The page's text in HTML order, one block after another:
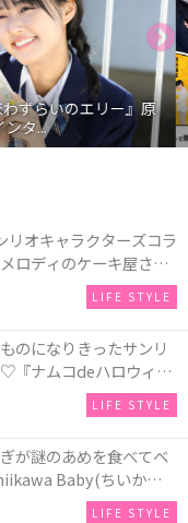
高杉さん家のおべんと
慶一郎...
リオキャラクターズコラ
ロディのケーキ屋さ
種類と、「シナモロール
ルゴールで動く仕掛け
LIFE STYLE
のになりきったサンリ
『ナムコdeハロウィン
ー～』全国のアミュー
ムコオンラインクレー
LIFE STYLE
が謎のあめを食べてベ
Baby(ちいかわベ
開催！
LIFE STYLE